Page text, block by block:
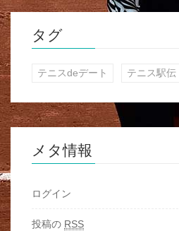
タグ
テニスdeデート テニス駅伝
メタ情報
ログイン
投稿の RSS